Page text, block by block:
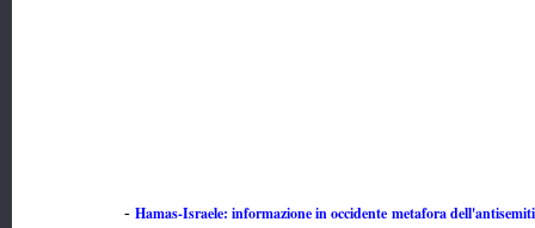
- Hamas-Israele: informazione in occidente metafora